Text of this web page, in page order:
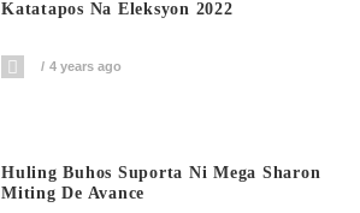
Katatapos Na Eleksyon 2022
4 years ago
Huling Buhos Suporta Ni Mega Sharon
Miting De Avance